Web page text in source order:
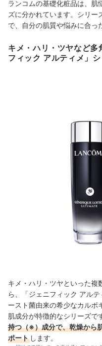
ランコムの基礎化粧品は、肌
ズに分かれています。シリー
で、自分の肌質や悩みに合っ
キメ・ハリ・ツヤなど
フィック アルティメ」
キメ・ハリ・ツヤといった複
ら、「ジェニフィック アル
ースト菌由来の希少なカル
肌成分が特徴的なシリーズで
持つ（※）成分で、乾燥から
ポート します。